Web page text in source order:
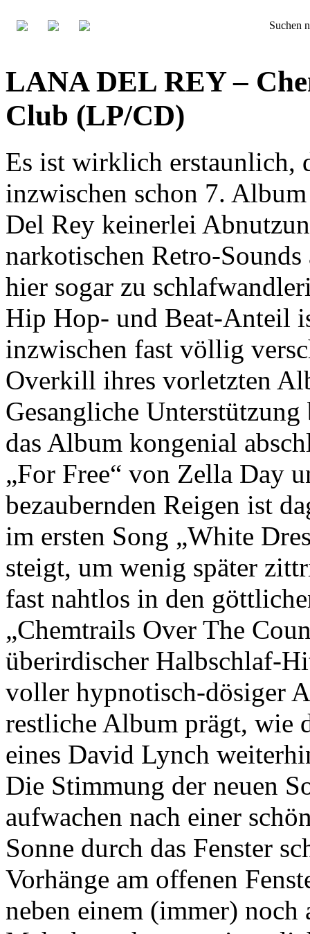
Suchen
LANA DEL REY –
Club (LP/CD)
Es ist wirklich erstaunlich,
inzwischen schon 7.
Del Rey keinerlei
narkotischen Retro-
hier sogar zu
Hip Hop- und Beat-Anteil
inzwischen fast völlig
Overkill ihres vorletzten
Gesangliche
das Album kongenial
„For Free“ von Zella Day
bezaubernden Reigen ist
im ersten Song „White
steigt, um wenig später
fast nahtlos in den
„Chemtrails Over The
überirdischer Halbschlaf-
voller hypnotisch-dösiger
restliche Album prägt, wie
eines David Lynch
Die Stimmung der neuen
aufwachen nach einer
Sonne durch das Fenster
Vorhänge am offenen
neben einem (immer) noch